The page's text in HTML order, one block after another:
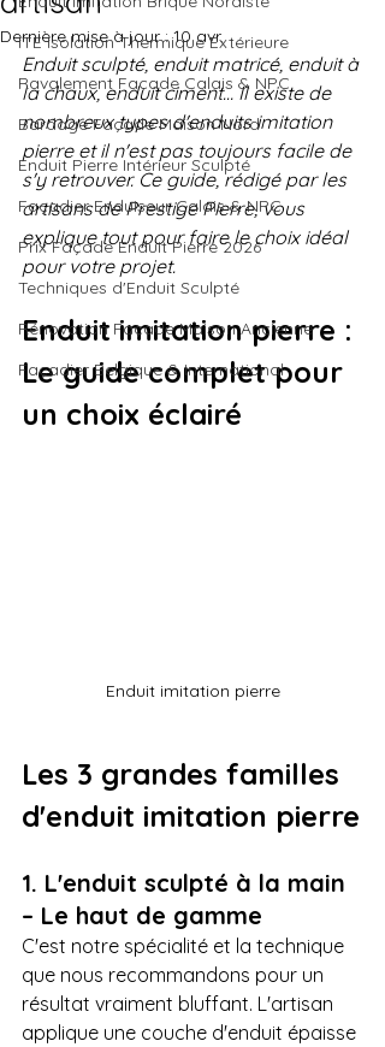
ITE Isolation Thermique Extérieure
Ravalement Façade Calais & NPC
Bardage Façade Maison Nord
Enduit Pierre Intérieur Sculpté
Façadier Enduiseur Calais & NPC
Prix Façade Enduit Pierre 2026
Techniques d'Enduit Sculpté
Rénovation Façade Maison Ancienne
Façadier Belgique & International
Dernière mise à jour :10 avr.
Enduit sculpté, enduit matricé, enduit à
la chaux, enduit ciment… Il existe de
nombreux types d'enduits imitation
pierre et il n'est pas toujours facile de
s'y retrouver. Ce guide, rédigé par les
artisans de Prestige Pierre, vous
explique tout pour faire le choix idéal
pour votre projet.
Enduit imitation pierre :
Le guide complet pour
un choix éclairé
Enduit imitation pierre
Les 3 grandes familles
d'enduit imitation pierre
1. L'enduit sculpté à la main
– Le haut de gamme
C'est notre spécialité et la technique
que nous recommandons pour un
résultat vraiment bluffant. L'artisan
applique une couche d'enduit épaisse